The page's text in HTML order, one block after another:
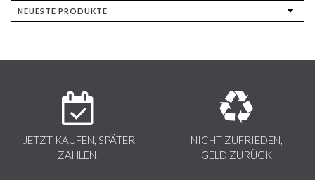
JETZT KAUFEN, SPÄTER
ZAHLEN!
NICHT ZUFRIEDEN,
GELD ZURÜCK